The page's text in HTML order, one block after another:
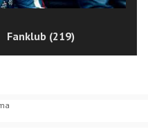
Fanklub (219)